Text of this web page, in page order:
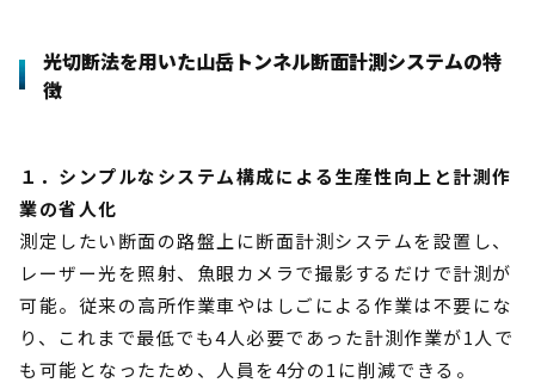
光切断法を用いた山岳トンネル断面計測システムの特
徴
１．シンプルなシステム構成による生産性向上と計測作
業の省人化
測定したい断面の路盤上に断面計測システムを設置し、
レーザー光を照射、魚眼カメラで撮影するだけで計測が
可能。従来の高所作業車やはしごによる作業は不要にな
り、これまで最低でも4人必要であった計測作業が1人で
も可能となったため、人員を4分の1に削減できる。